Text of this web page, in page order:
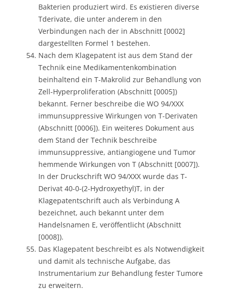
Bakterien produziert wird. Es existieren diverse
Tderivate, die unter anderem in den
Verbindungen nach der in Abschnitt [0002]
dargestellten Formel 1 bestehen.
Nach dem Klagepatent ist aus dem Stand der
Technik eine Medikamentenkombination
beinhaltend ein T-Makrolid zur Behandlung von
Zell-Hyperproliferation (Abschnitt [0005])
bekannt. Ferner beschreibe die WO 94/XXX
immunsuppressive Wirkungen von T-Derivaten
(Abschnitt [0006]). Ein weiteres Dokument aus
dem Stand der Technik beschreibe
immunsuppressive, antiangiogene und Tumor
hemmende Wirkungen von T (Abschnitt [0007]).
In der Druckschrift WO 94/XXX wurde das T-
Derivat 40-0-(2-Hydroxyethyl)T, in der
Klagepatentschrift auch als Verbindung A
bezeichnet, auch bekannt unter dem
Handelsnamen E, veröffentlicht (Abschnitt
[0008]).
Das Klagepatent beschreibt es als Notwendigkeit
und damit als technische Aufgabe, das
Instrumentarium zur Behandlung fester Tumore
zu erweitern.